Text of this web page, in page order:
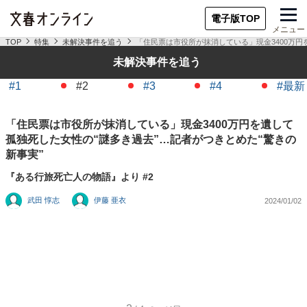
電子版TOP
メニュー
TOP 特集 未解決事件を追う 「住民票は市役所が抹消している」現金3400万
未解決事件を追う
#1 #2 #3 #4 #最新
「住民票は市役所が抹消している」現金3400万円を遺して
孤独死した女性の“謎多き過去”…記者がつきとめた“驚きの
新事実”
『ある行旅死亡人の物語』より #2
武田 惇志 伊藤 亜衣 2024/01/02